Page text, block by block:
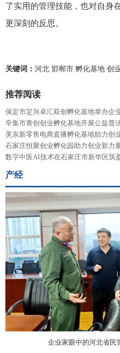
了实用的管理技能，也对自身
更深刻的反思。
关键词：河北 邯郸市 孵化基地 创
推荐阅读
保定市定兴卓汇双创孵化基地举办企
辛集市青创创业孵化基地开展公益普
美东新零售电商直播孵化基地助力创
石家庄恒聚创业孵化园助力创业新力
数字中医AI技术在石家庄市新华区筑
产经
企业家眼中的河北省民